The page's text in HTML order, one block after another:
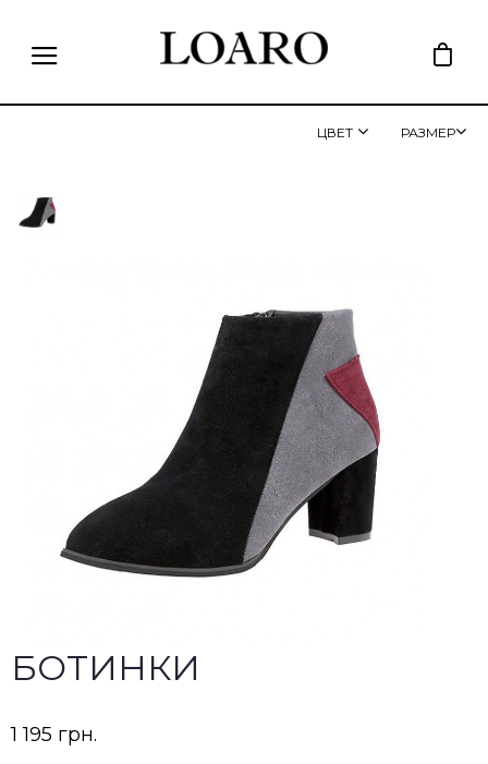
ЦВЕТ РАЗМЕР
БОТИНКИ
1 195 грн.